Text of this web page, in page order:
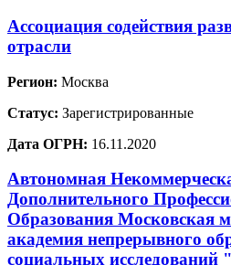
Ассоциация содействия
отрасли
Регион: Москва
Статус: Зарегистрированные
Дата ОГРН: 16.11.2020
Автономная
Дополнительного
Образования Московская
академия непрерывного
социальных исследований